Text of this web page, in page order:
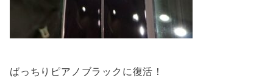
ばっちりピアノブラックに復活！